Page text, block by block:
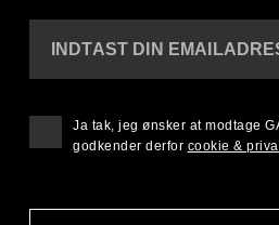
INDTAST DIN
Ja tak, jeg ønsker at modtage
godkender derfor cookie &